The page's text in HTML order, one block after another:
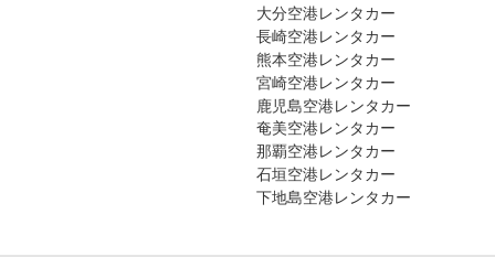
大分空港レンタカー
長崎空港レンタカー
熊本空港レンタカー
宮崎空港レンタカー
鹿児島空港レンタカー
奄美空港レンタカー
那覇空港レンタカー
石垣空港レンタカー
下地島空港レンタカー